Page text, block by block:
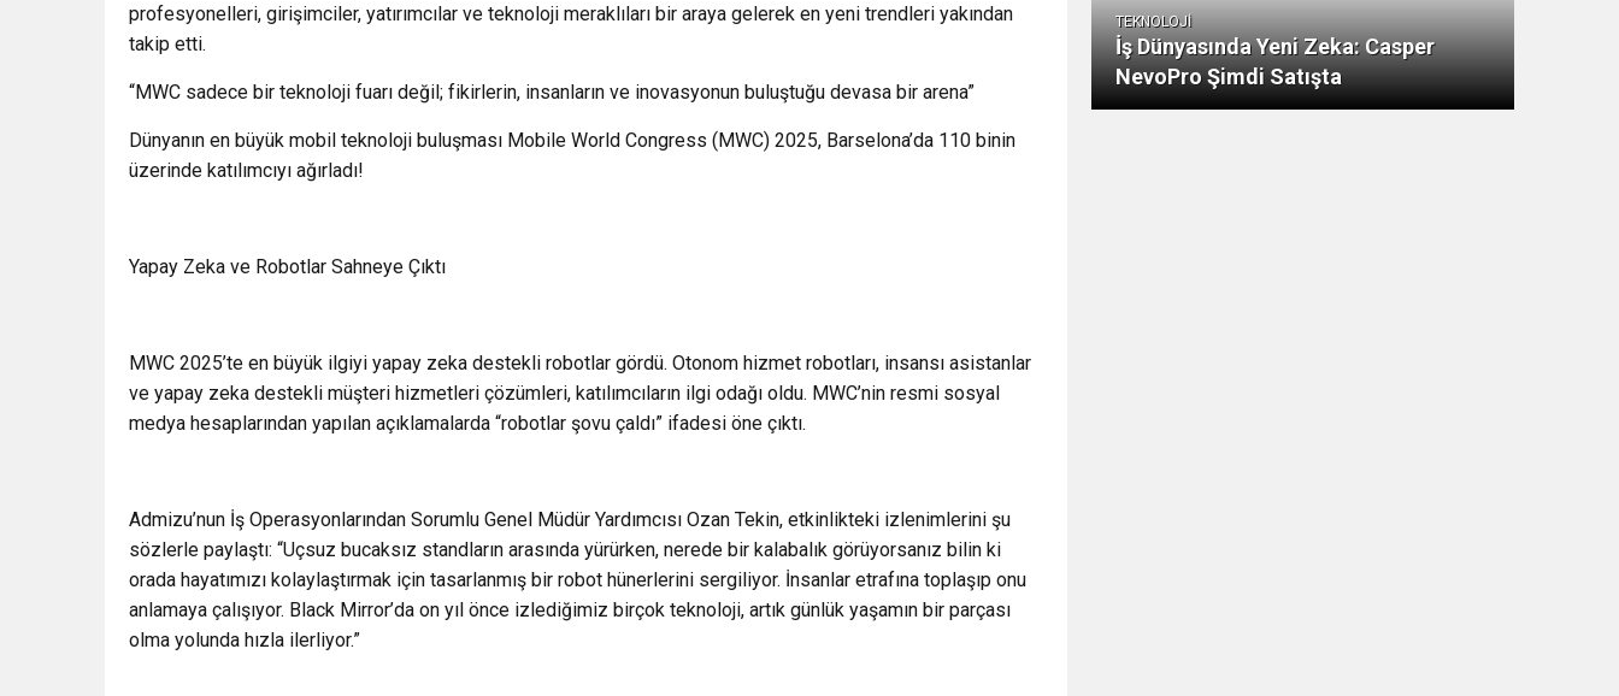
profesyonelleri, girişimciler, yatırımcılar ve teknoloji meraklıları bir araya gelerek en yeni trendleri yakından
takip etti.
“MWC sadece bir teknoloji fuarı değil; fikirlerin, insanların ve inovasyonun buluştuğu devasa bir arena”
Dünyanın en büyük mobil teknoloji buluşması Mobile World Congress (MWC) 2025, Barselona’da 110 binin
üzerinde katılımcıyı ağırladı!
Yapay Zeka ve Robotlar Sahneye Çıktı
MWC 2025’te en büyük ilgiyi yapay zeka destekli robotlar gördü. Otonom hizmet robotları, insansı asistanlar
ve yapay zeka destekli müşteri hizmetleri çözümleri, katılımcıların ilgi odağı oldu. MWC’nin resmi sosyal
medya hesaplarından yapılan açıklamalarda “robotlar şovu çaldı” ifadesi öne çıktı.
Admizu’nun İş Operasyonlarından Sorumlu Genel Müdür Yardımcısı Ozan Tekin, etkinlikteki izlenimlerini şu
sözlerle paylaştı: “Uçsuz bucaksız standların arasında yürürken, nerede bir kalabalık görüyorsanız bilin ki
orada hayatımızı kolaylaştırmak için tasarlanmış bir robot hünerlerini sergiliyor. İnsanlar etrafına toplaşıp onu
anlamaya çalışıyor. Black Mirror’da on yıl önce izlediğimiz birçok teknoloji, artık günlük yaşamın bir parçası
olma yolunda hızla ilerliyor.”
TEKNOLOJİ
İş Dünyasında Yeni Zeka: Casper
NevoPro Şimdi Satışta